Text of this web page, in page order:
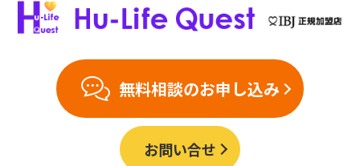
無料相談のお申し込み
お問い合せ